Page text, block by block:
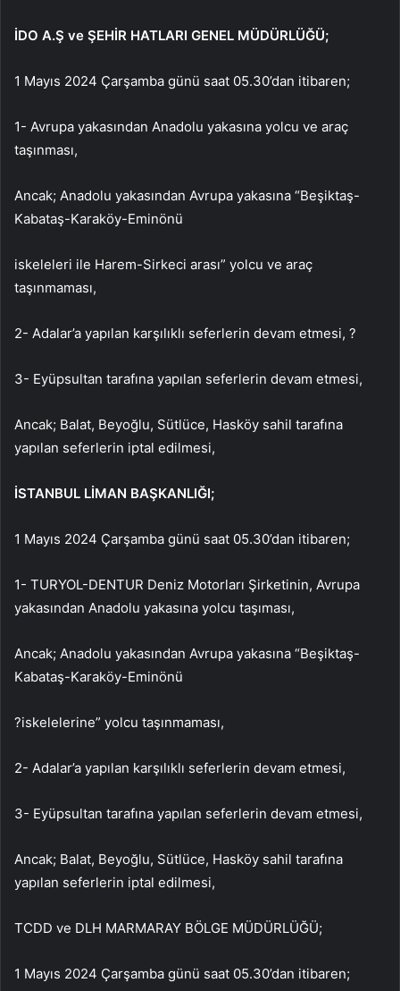
İDO A.Ş ve ŞEHİR HATLARI GENEL MÜDÜRLÜĞÜ;
1 Mayıs 2024 Çarşamba günü saat 05.30’dan itibaren;
1- Avrupa yakasından Anadolu yakasına yolcu ve araç
taşınması,
Ancak; Anadolu yakasından Avrupa yakasına “Beşiktaş-
Kabataş-Karaköy-Eminönü
iskeleleri ile Harem-Sirkeci arası” yolcu ve araç
taşınmaması,
2- Adalar’a yapılan karşılıklı seferlerin devam etmesi, ?
3- Eyüpsultan tarafına yapılan seferlerin devam etmesi,
Ancak; Balat, Beyoğlu, Sütlüce, Hasköy sahil tarafına
yapılan seferlerin iptal edilmesi,
İSTANBUL LİMAN BAŞKANLIĞI;
1 Mayıs 2024 Çarşamba günü saat 05.30’dan itibaren;
1- TURYOL-DENTUR Deniz Motorları Şirketinin, Avrupa
yakasından Anadolu yakasına yolcu taşıması,
Ancak; Anadolu yakasından Avrupa yakasına “Beşiktaş-
Kabataş-Karaköy-Eminönü
?iskelelerine” yolcu taşınmaması,
2- Adalar’a yapılan karşılıklı seferlerin devam etmesi,
3- Eyüpsultan tarafına yapılan seferlerin devam etmesi,
Ancak; Balat, Beyoğlu, Sütlüce, Hasköy sahil tarafına
yapılan seferlerin iptal edilmesi,
TCDD ve DLH MARMARAY BÖLGE MÜDÜRLÜĞÜ;
1 Mayıs 2024 Çarşamba günü saat 05.30’dan itibaren;